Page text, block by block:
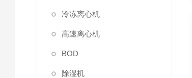
冷冻离心机
高速离心机
BOD
除湿机